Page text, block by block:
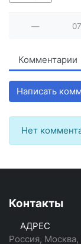
—
Комментарии
Написать
Нет
Контакты
АДРЕС
Россия, Москва,